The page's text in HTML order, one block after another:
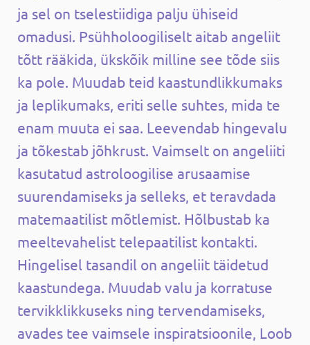
ja sel on tselestiidiga palju ühiseid
omadusi. Psühholoogiliselt aitab angeliit
tõtt rääkida, ükskõik milline see tõde siis
ka pole. Muudab teid kaastundlikkumaks
ja leplikumaks, eriti selle suhtes, mida te
enam muuta ei saa. Leevendab hingevalu
ja tõkestab jõhkrust. Vaimselt on angeliiti
kasutatud astroloogilise arusaamise
suurendamiseks ja selleks, et teravdada
matemaatilist mõtlemist. Hõlbustab ka
meeltevahelist telepaatilist kontakti.
Hingelisel tasandil on angeliit täidetud
kaastundega. Muudab valu ja korratuse
tervikklikkuseks ning tervendamiseks,
avades tee vaimsele inspiratsioonile, Loob